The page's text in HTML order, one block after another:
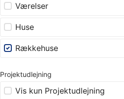
Værelser
Huse
Rækkehuse
Projektudlejning
Vis kun Projektudlejning